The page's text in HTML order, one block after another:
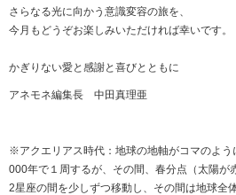
さらなる光に向かう意識変容の旅を、
今月もどうぞお楽しみいただければ幸いです。
かぎりない愛と感謝と喜びとともに
アネモネ編集長 中田真理亜
※アクエリアス時代：地球の地軸がコマのよ
000年で１周するが、その間、春分点（太陽が
2星座の間を少しずつ移動し、その間は地球全